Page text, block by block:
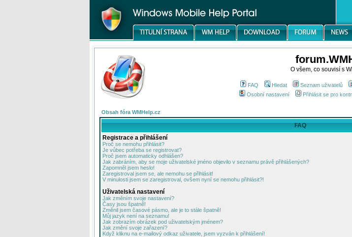
O všem, co souvisí s
FAQ Hledat Seznam uživatelů
Osobní nastavení
Přihlásit se pro
Obsah fóra WMHelp.cz
FAQ
Registrace a přihlášení
Proč se nemohu přihlásit?
Je vůbec potřeba se registrovat?
Proč jsem automaticky odhlášen?
Jak zabráním, aby se moje uživatelské jméno objevilo v seznamu právě přihlášených?
Zapomněl jsem heslo!
Zaregistroval jsem se, ale nemohu se přihlásit!
V minulosti jsem se zaregistroval, ovšem nyní se nemohu přihlásit?!
Uživatelská nastavení
Jak změním svoje nastavení?
Časy jsou špatně!
Změnil jsem časové pásmo, ale je to stále špatně!
Můj jazyk není na seznamu!
Jak zobrazím obrázek pod uživatelským jménem?
Jak změní svoje zařazení?
Když kliknu na e-mailový odkaz uživatele, jsem vyzván k přihlášení!